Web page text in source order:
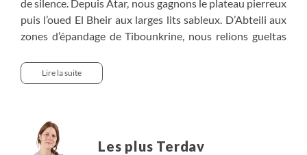
de silence. Depuis Atar, nous gagnons le plateau pierreux
puis l’oued El Bheir aux larges lits sableux. D’Abteili aux
zones d’épandage de Tibounkrine, nous relions gueltas
l’erg Taffoujert, ses dunes en croissant dominées par le
Guelb Ajat, puis les gorges de H’nouk. L’erg Amatlich
Achenar Azrag, avant le retour à Atar.
Lire la suite
Les plus Terdav